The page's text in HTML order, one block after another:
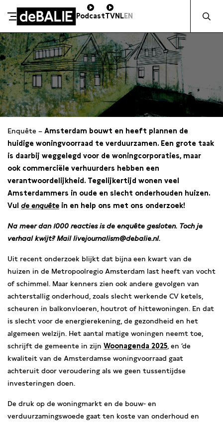
Meteen naar de content
De Balie
PodcastTVNLEN
Enquête – Amsterdam bouwt en heeft plannen de
huidige woningvoorraad te verduurzamen. Een grote taak
is daarbij weggelegd voor de woningcorporaties, maar
ook commerciële verhuurders hebben een
verantwoordelijkheid. Tegelijkertijd wonen veel
Amsterdammers in oude en slecht onderhouden huizen.
Vul de enquête in en help ons met ons onderzoek!
Na meer dan 1000 reacties is de enquête gesloten. Toch je
verhaal kwijt? Mail livejournalism@debalie.nl.
Uit recent onderzoek blijkt dat bijna een kwart van de
huizen in de Metropoolregio Amsterdam last heeft van vocht
of schimmel. Maar kenners zien ook andere gevolgen van
achterstallig onderhoud, zoals slecht werkende CV ketels,
scheuren in balkonvloeren, houtrot of hittewoningen. En dat
is slecht voor de energierekening, de gezondheid en het
algemeen welzijn. Het aantal matige woningen neemt toe,
schrijft de gemeente in zijn Woonagenda 2025 , en ‘de
kwaliteit van de Amsterdamse woningvoorraad gaat
achteruit door veroudering als we geen tussentijdse
investeringen doen.
De druk op de woningmarkt en de bouw- en
verduurzamingswoede gaat ten koste van onderhoud en